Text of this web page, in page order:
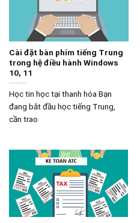
Cài đặt bàn phím tiếng Trung
trong hệ điều hành Windows
10, 11
Học tin học tại thanh hóa Bạn
đang bắt đầu học tiếng Trung,
cần trao